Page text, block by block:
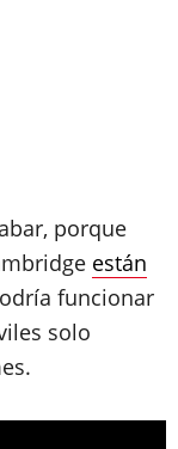
porque
están
funcionar
solo